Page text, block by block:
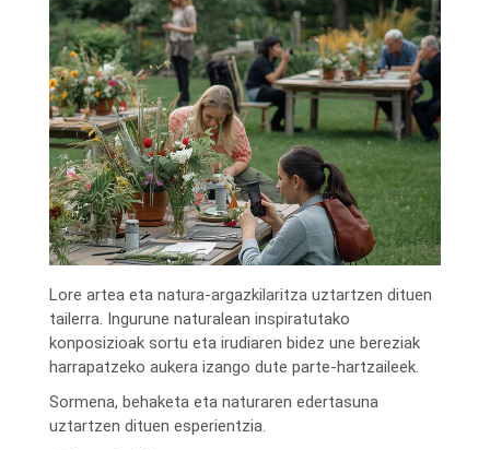
Lore artea eta natura-argazkilaritza uztartzen dituen
tailerra. Ingurune naturalean inspiratutako
konposizioak sortu eta irudiaren bidez une bereziak
harrapatzeko aukera izango dute parte-hartzaileek.
Sormena, behaketa eta naturaren edertasuna
uztartzen dituen esperientzia.